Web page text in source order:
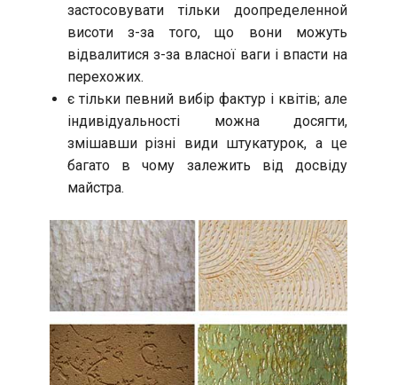
застосовувати тільки доопределенной
висоти з-за того, що вони можуть
відвалитися з-за власної ваги і впасти на
перехожих.
є тільки певний вибір фактур і квітів; але
індивідуальності можна досягти,
змішавши різні види штукатурок, а це
багато в чому залежить від досвіду
майстра.